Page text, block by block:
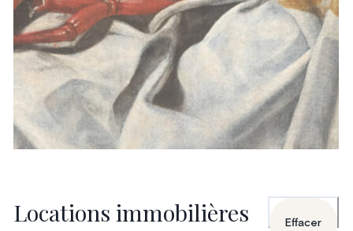
Locations immobilières Effacer